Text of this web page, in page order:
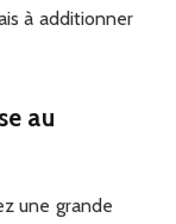
à additionner
au
une grande